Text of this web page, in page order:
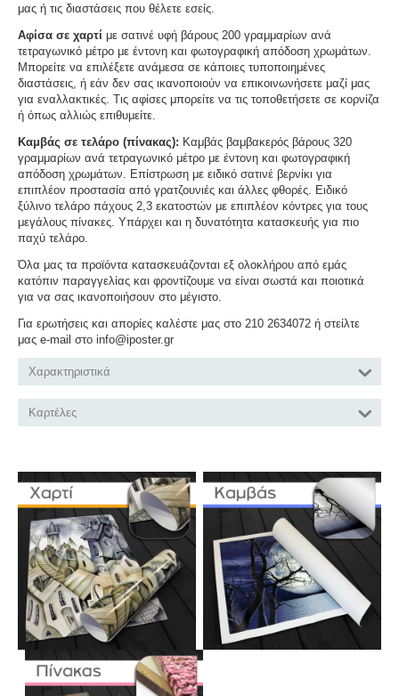
μας ή τις διαστάσεις που θέλετε εσείς.
Αφίσα σε χαρτί με σατινέ υφή βάρους 200 γραμμαρίων ανά
τετραγωνικό μέτρο με έντονη και φωτογραφική απόδοση χρωμάτων.
Μπορείτε να επιλέξετε ανάμεσα σε κάποιες τυποποιημένες
διαστάσεις, ή εάν δεν σας ικανοποιούν να επικοινωνήσετε μαζί μας
για εναλλακτικές. Τις αφίσες μπορείτε να τις τοποθετήσετε σε κορνίζα
ή όπως αλλιώς επιθυμείτε.
Καμβάς σε τελάρο (πίνακας): Καμβάς βαμβακερός βάρους 320
γραμμαρίων ανά τετραγωνικό μέτρο με έντονη και φωτογραφική
απόδοση χρωμάτων. Επίστρωση με ειδικό σατινέ βερνίκι για
επιπλέον προστασία από γρατζουνιές και άλλες φθορές. Ειδικό
ξύλινο τελάρο πάχους 2,3 εκατοστών με επιπλέον κόντρες για τους
μεγάλους πίνακες. Υπάρχει και η δυνατότητα κατασκευής για πιο
παχύ τελάρο.
Όλα μας τα προϊόντα κατασκευάζονται εξ ολοκλήρου από εμάς
κατόπιν παραγγελίας και φροντίζουμε να είναι σωστά και ποιοτικά
για να σας ικανοποιήσουν στο μέγιστο.
Για ερωτήσεις και απορίες καλέστε μας στο 210 2634072 ή στείλτε
μας e-mail στο info@iposter.gr
Χαρακτηριστικά
Καρτέλες